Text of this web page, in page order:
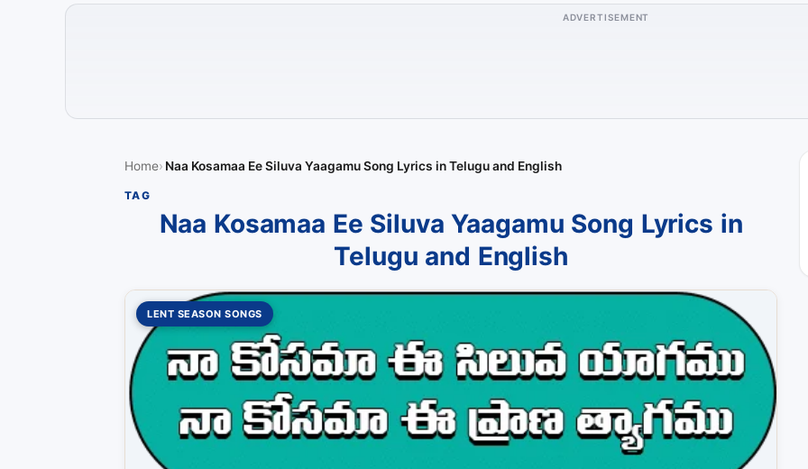
ADVERTISEMENT
Home Naa Kosamaa Ee Siluva Yaagamu Song Lyrics in Telugu and English
TAG
Naa Kosamaa Ee Siluva Yaagamu Song Lyrics in
Telugu and English
LENT SEASON SONGS